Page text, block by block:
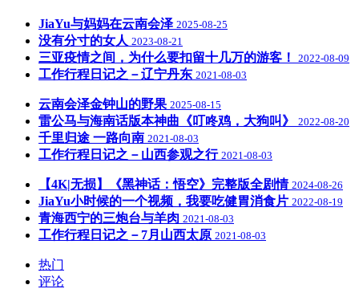
JiaYu与妈妈在云南会泽 2025-08-25
没有分寸的女人 2023-08-21
三亚疫情之间，为什么要扣留十几万的游客！ 2022-08-09
工作行程日记之－辽宁丹东 2021-08-03
云南会泽金钟山的野果 2025-08-15
雷公马与海南话版本神曲《叮咚鸡，大狗叫》 2022-08-20
千里归途 一路向南 2021-08-03
工作行程日记之－山西参观之行 2021-08-03
【4K|无损】《黑神话：悟空》完整版全剧情 2024-08-26
JiaYu小时候的一个视频，我要吃健胃消食片 2022-08-19
青海西宁的三炮台与羊肉 2021-08-03
工作行程日记之－7月山西太原 2021-08-03
热门
评论